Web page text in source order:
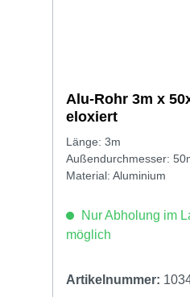
Alu-Rohr 3m x
eloxiert
Länge: 3m
Außendurchmesser:
Material: Aluminium
Nur Abholung im
möglich
Artikelnummer: